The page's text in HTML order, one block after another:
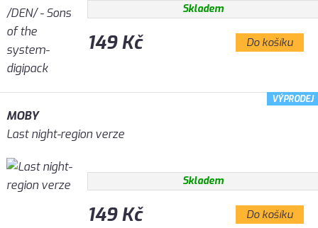
Skladem
149 Kč Do košíku
MOBY
Last night-region verze
Skladem
149 Kč Do košíku
VÝPRODEJ